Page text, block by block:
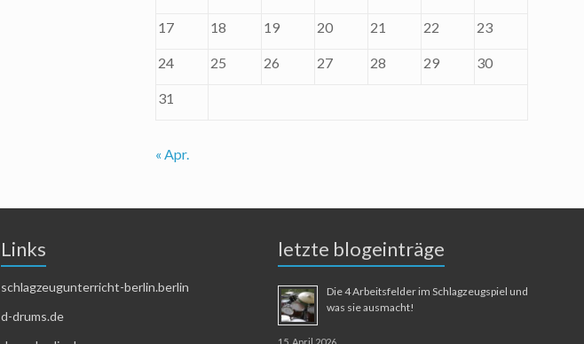
17 18 19 20 21 22 23
24 25 26 27 28 29 30
31
« Apr.
Links
schlagzeugunterricht-berlin.berlin
d-drums.de
letzte blogeinträge
Die 4 Arbeitsfelder im Schlagzeugspiel und
was sie ausmacht!